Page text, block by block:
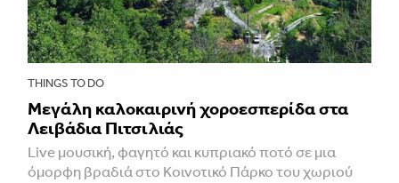
THINGS TO DO
Μεγάλη καλοκαιρινή χοροεσπερίδα στα
Λειβάδια Πιτσιλιάς
Live μουσική, φαγητό και κυπριακό ποτό σε μια
όμορφη βραδιά στο Κοινοτικό Πάρκο του χωριού